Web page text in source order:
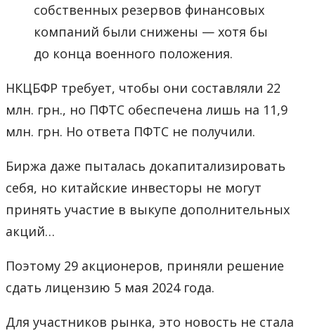
собственных резервов финансовых
компаний были снижены — хотя бы
до конца военного положения.
НКЦБФР требует, чтобы они составляли 22
млн. грн., но ПФТС обеспечена лишь на 11,9
млн. грн. Но ответа ПФТС не получили.
Биржа даже пыталась докапитализировать
себя, но китайские инвесторы не могут
принять участие в выкупе дополнительных
акций…
Поэтому 29 акционеров, приняли решение
сдать лицензию 5 мая 2024 года.
Для участников рынка, это новость не стала